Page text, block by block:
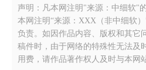
声明：凡本网注明"来源：中细软"
本网注明“来源：XXX（非中细软
负责。如因作品内容、版权和其它
稿件时，由于网络的特殊性无法及
用费，请作品著作权人及时与本网